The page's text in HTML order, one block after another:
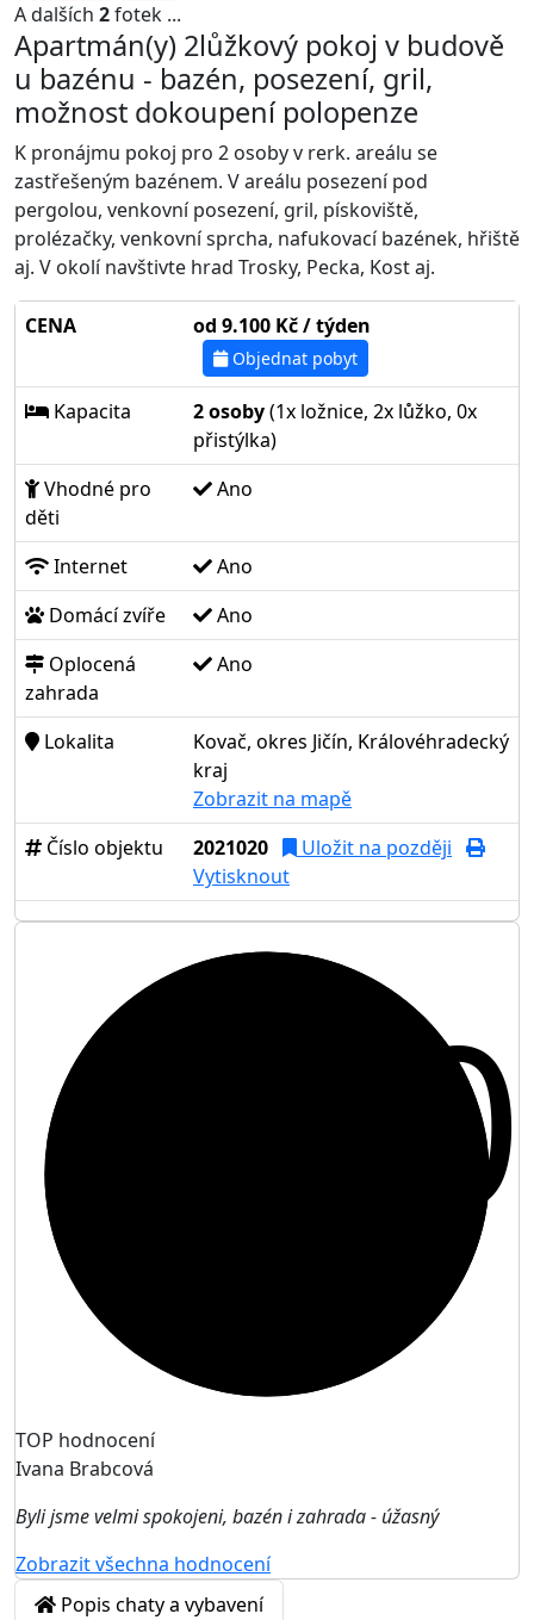
A dalších 2fotek ...
Apartmán(y) 2lůžkový pokoj v budově
u bazénu - bazén, posezení, gril,
možnost dokoupení polopenze
K pronájmu pokoj pro 2 osoby v rerk. areálu se
zastřešeným bazénem. V areálu posezení pod
pergolou, venkovní posezení, gril, pískoviště,
prolézačky, venkovní sprcha, nafukovací bazének, hřiště
aj. V okolí navštivte hrad Trosky, Pecka, Kost aj.
CENA od 9.100 Kč / týden
Objednat pobyt
Kapacita 2 osoby(1x ložnice, 2x lůžko, 0x
přistýlka)
Vhodné pro
děti
Ano
Internet
Ano
Domácí zvíře
Ano
Oplocená
zahrada
Ano
Lokalita
Kovač, okres Jičín, Královéhradecký
kraj
Zobrazit na mapě
Číslo objektu
2021020
Uložit na později
Vytisknout
10
TOP hodnocení
Ivana Brabcová
Byli jsme velmi spokojeni, bazén i zahrada - úžasný
Zobrazit všechna hodnocení
Popis chaty a vybavení